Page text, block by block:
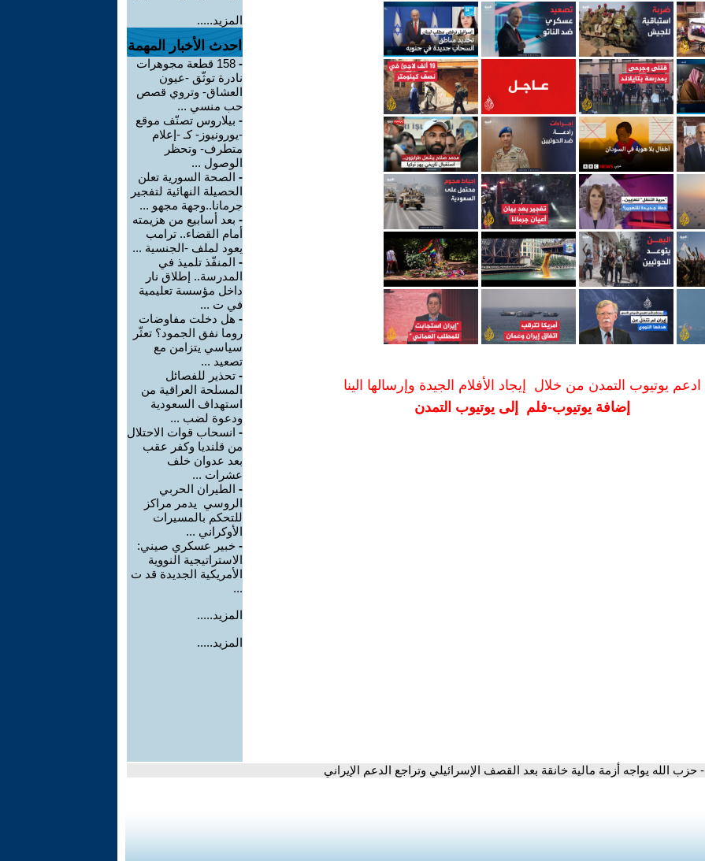
ادعم يوتيوب التمدن من خلال إيجاد الأفلام الجيدة وإرسالها الينا
إضافة يوتيوب-فلم إلى يوتيوب التمدن
المزيد.....
احدث الأخبار المهمة
-
158 قطعة مجوهرات
نادرة توثّق -عيون
العشاق- وتروي قصص
حب منسي ...
- بيلاروس تصنّف موقع
-يورونيوز- كـ -إعلام
متطرف- وتحظر
الوصول ...
- الصحة السورية تعلن
الحصيلة النهائية لتفجير
جرمانا..وجهة مجهو ...
- بعد أسابيع من هزيمته
أمام القضاء.. ترامب
يعود لملف -الجنسية ...
- المنفّذ تلميذ في
المدرسة.. إطلاق نار
داخل مؤسسة تعليمية
في ت ...
- هل دخلت مفاوضات
روما نفق الجمود؟ تعثّر
سياسي يتزامن مع
تصعيد ...
- تحذير للفصائل
المسلحة العراقية من
استهداف السعودية
ودعوة لضب ...
- انسحاب قوات الاحتلال
من قلنديا وكفر عقب
بعد عدوان خلف
عشرات ...
- الطيران الحربي
الروسي يدمر مراكز
للتحكم بالمسيرات
الأوكراني ...
- خبير عسكري صيني:
الاستراتيجية النووية
الأمريكية الجديدة قد ت
...
المزيد.....
المزيد.....
- حزب الله يواجه أزمة مالية خانقة بعد القصف الإسرائيلي وتراجع الدعم الإيراني